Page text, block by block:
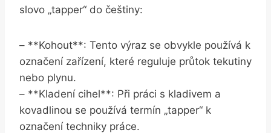
slovo „tapper“ do češtiny:
– **Kohout**: Tento výraz se obvykle používá k
označení zařízení, které reguluje průtok tekutiny
nebo plynu.
– **Kladení cihel**: Při práci s kladivem a⁤
kovadlinou se používá termín „tapper“ k
označení techniky⁢ práce.